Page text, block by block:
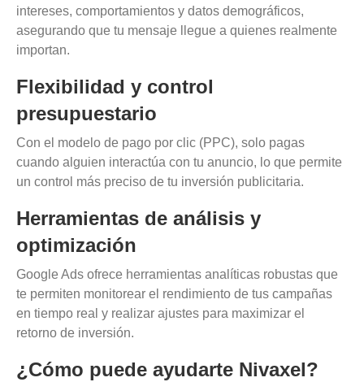
intereses, comportamientos y datos demográficos,
asegurando que tu mensaje llegue a quienes realmente
importan.
Flexibilidad y control
presupuestario
Con el modelo de pago por clic (PPC), solo pagas
cuando alguien interactúa con tu anuncio, lo que permite
un control más preciso de tu inversión publicitaria.
Herramientas de análisis y
optimización
Google Ads ofrece herramientas analíticas robustas que
te permiten monitorear el rendimiento de tus campañas
en tiempo real y realizar ajustes para maximizar el
retorno de inversión.
¿Cómo puede ayudarte Nivaxel?